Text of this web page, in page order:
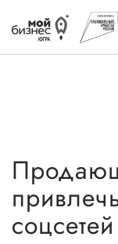
Быть в
соцсетей